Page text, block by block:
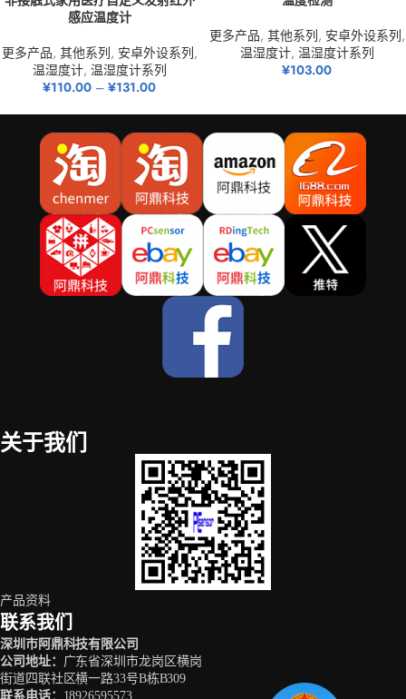
感应温度计
更多产品, 其他系列, 安卓外设系列,
温湿度计, 温湿度计系列
¥110.00 – ¥131.00
更多产品, 其他系列, 安卓外设系列,
温湿度计, 温湿度计系列
¥103.00
关于我们
产品资料
联系我们
深圳市阿鼎科技有限公司
公司地址：
广东省深圳市龙岗区横岗
街道四联社区横一路33号B栋B309
联系电话： 18926595573